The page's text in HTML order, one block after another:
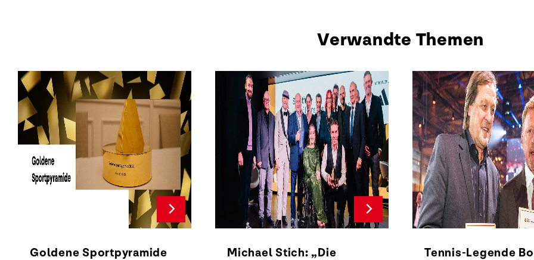
Verwandte Themen
Goldene Sportpyramide
Michael Stich: „Die
Tennis-Legende